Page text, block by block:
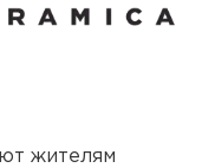
жителям